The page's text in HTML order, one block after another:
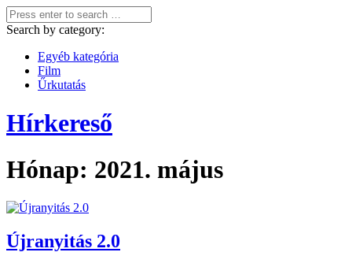
Search by category:
Egyéb kategória
Film
Űrkutatás
Hírkereső
Hónap: 2021. május
Újranyitás 2.0